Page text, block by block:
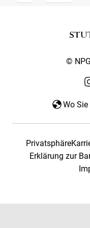
©
Wo
Privatsphäre
Erklärung zur